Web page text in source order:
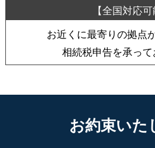
お近くに最寄りの拠点
相続税申告を承って
お約束いた